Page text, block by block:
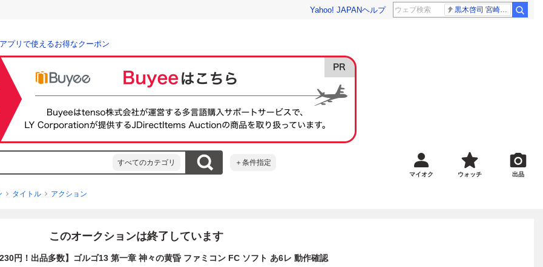
Yahoo! JAPANヘルプ 黒木啓司 宮崎麗果
プリで使えるお得なクーポン
すべてのカテゴリ ＋条件指定
マイオク ウォッチ 出品
タイトル アクション
このオークションは終了しています
230円！出品多数】ゴルゴ13 第一章 神々の黄昏 ファミコン FC ソフト あ6レ 動作確認